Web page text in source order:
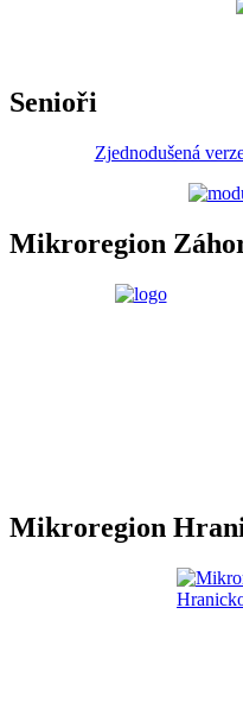
Senioři
Zjednodušená
Mikroregion
Mikroregion